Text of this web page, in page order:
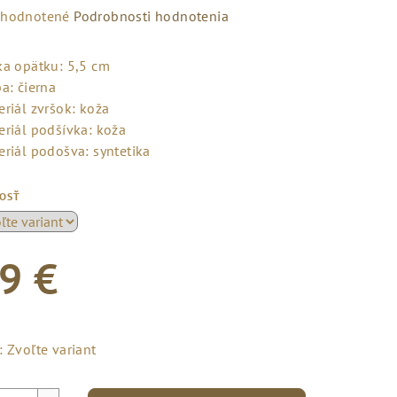
Podrobnosti hodnotenia
opätku: 5,5 cm
čierna
zvršok: koža
podšívka: koža
podošva: syntetika
€
Zvoľte variant